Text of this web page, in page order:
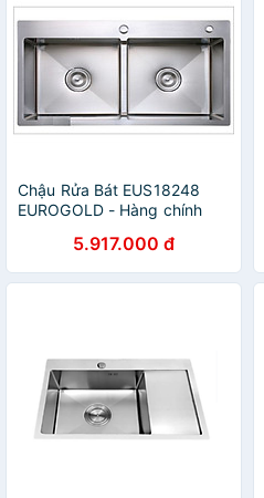
Chậu Rửa Bát EUS18248
EUROGOLD - Hàng chính
5.917.000 đ